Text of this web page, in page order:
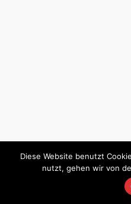
Diese Website benutzt
nutzt, gehen wir von